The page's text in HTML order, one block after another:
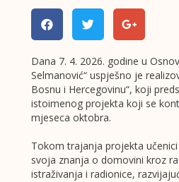
Dana 7. 4. 2026. godine u
Selmanović“ uspješno je
Bosnu i Hercegovinu“, koji
istoimenog projekta koji se
mjeseca oktobra.
Tokom trajanja projekta
svoja znanja o domovini kroz
istraživanja i radionice,